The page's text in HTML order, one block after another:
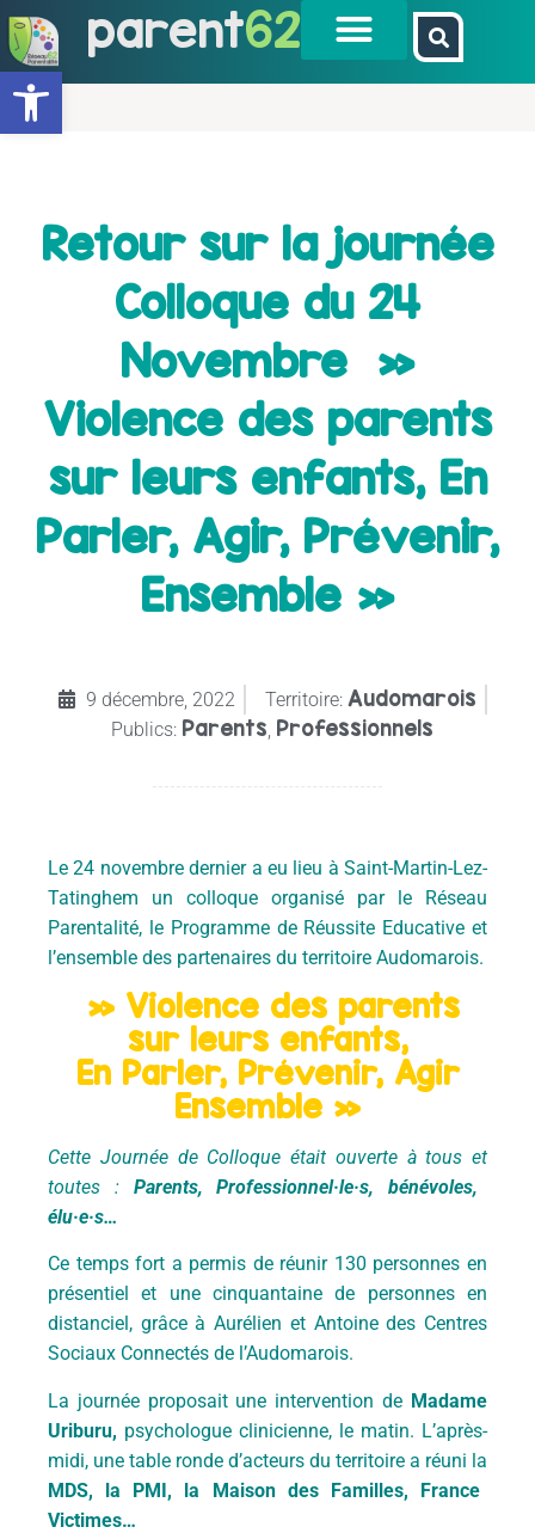
Ouvrir la barre d’outils
parent62
Retour sur la journée
Colloque du 24
Novembre »
Violence des parents
sur leurs enfants, En
Parler, Agir, Prévenir,
Ensemble »
9 décembre, 2022 Territoire: Audomarois
Publics: Parents Professionnels
Le 24 novembre dernier a eu lieu à Saint-Martin-Lez-
Tatinghem un colloque organisé par le Réseau
Parentalité, le Programme de Réussite Educative et
l’ensemble des partenaires du territoire Audomarois.
» Violence des parents
sur leurs enfants,
En Parler, Prévenir, Agir
Ensemble »
Cette Journée de Colloque était ouverte à tous et
toutes :Parents, Professionnel·le·s, bénévoles,
élu·e·s…
Ce temps fort a permis de réunir 130 personnes en
présentiel et une cinquantaine de personnes en
distanciel, grâce à Aurélien et Antoine des Centres
Sociaux Connectés de l’Audomarois.
La journée proposait une intervention de Madame
Uriburu, psychologue clinicienne, le matin. L’après-
midi, une table ronde d’acteurs du territoire a réuni la
MDS, la PMI, la Maison des Familles, France
Victimes…